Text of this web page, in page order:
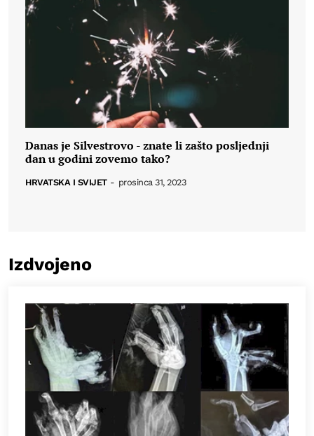
Danas je Silvestrovo - znate li zašto posljednji
dan u godini zovemo tako?
HRVATSKA I SVIJET - prosinca 31, 2023
Izdvojeno